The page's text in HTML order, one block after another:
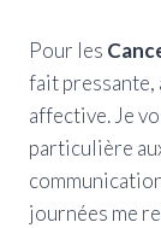
Pour les
fait pressante,
affective. Je
particulière
journées me